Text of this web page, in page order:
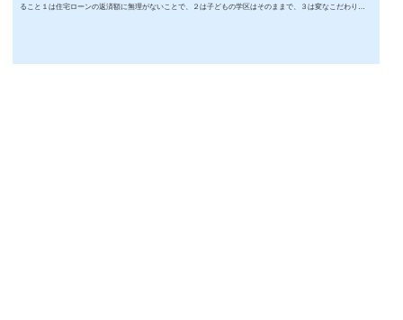
ること１は住宅ローンの返済額に無理がないことで、２は子どもの学区はそのままで、３は変なこだわり